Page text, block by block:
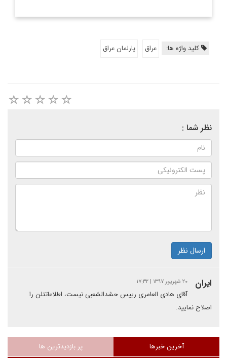
کلید واژه ها: عراق پارلمان عراق
نظر شما :
ارسال نظر
ايران ۲۰ شهریور ۱۳۹۷ | ۱۷:۳۲
آقای هادی العامری رییس حشدالشعبی نیست، اطلاعاتتلن را
اصلاح نمایید.
آخرین خبرها پر بازدیدترین ها